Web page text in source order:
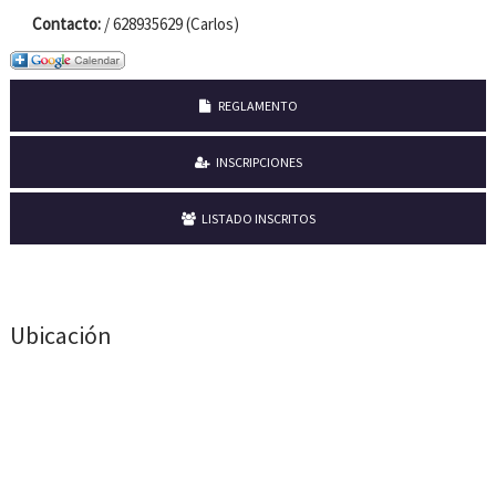
Contacto: / 628935629 (Carlos)
REGLAMENTO
INSCRIPCIONES
LISTADO INSCRITOS
Ubicación